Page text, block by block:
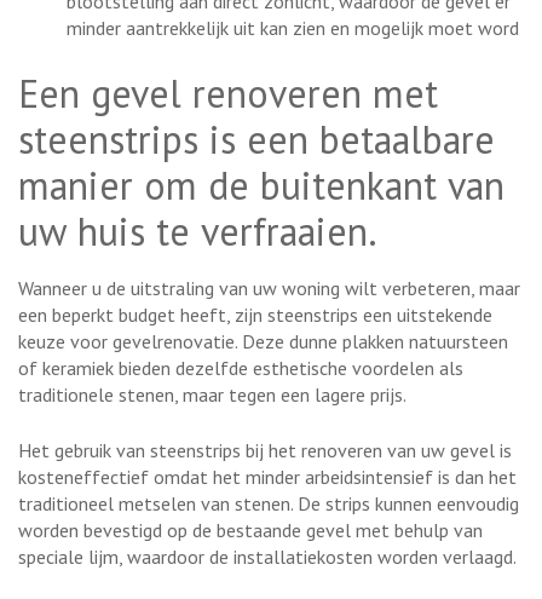
minder aantrekkelijk uit kan zien en mogelijk moet word
Een gevel renoveren met
steenstrips is een betaalbare
manier om de buitenkant van
uw huis te verfraaien.
Wanneer u de uitstraling van uw woning wilt verbeteren, maar
een beperkt budget heeft, zijn steenstrips een uitstekende
keuze voor gevelrenovatie. Deze dunne plakken natuursteen
of keramiek bieden dezelfde esthetische voordelen als
traditionele stenen, maar tegen een lagere prijs.
Het gebruik van steenstrips bij het renoveren van uw gevel is
kosteneffectief omdat het minder arbeidsintensief is dan het
traditioneel metselen van stenen. De strips kunnen eenvoudig
worden bevestigd op de bestaande gevel met behulp van
speciale lijm, waardoor de installatiekosten worden verlaagd.